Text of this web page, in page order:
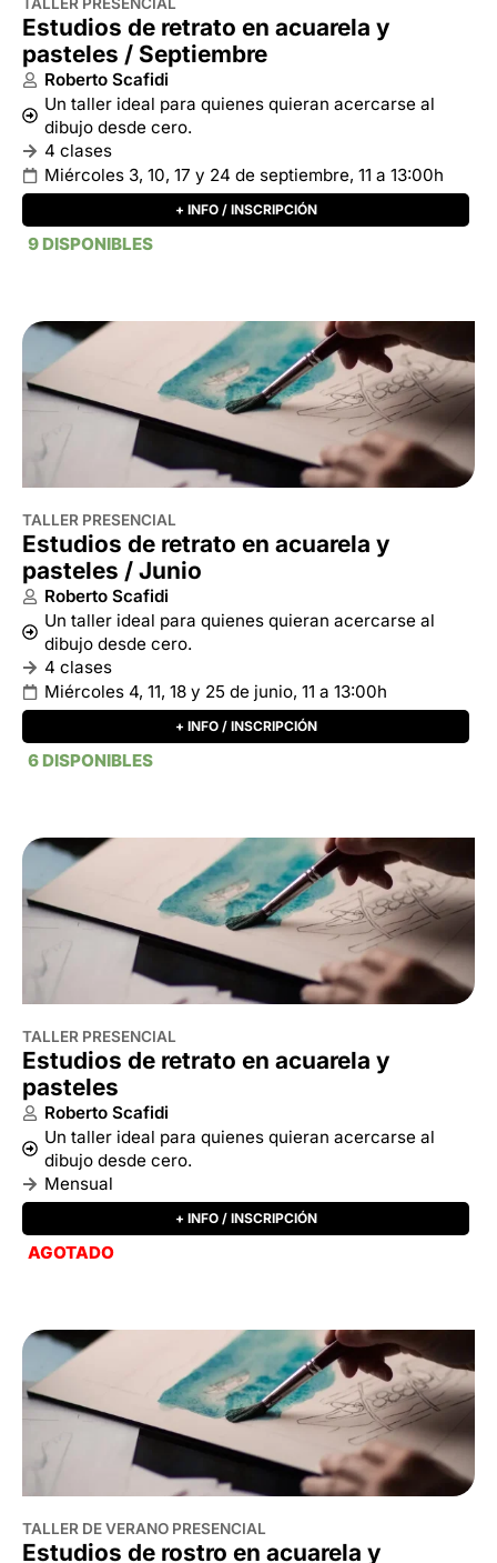
9 DISPONIBLES
TALLER PRESENCIAL
Estudios de retrato en acuarela y
pasteles / Junio
Roberto Scafidi
Un taller ideal para quienes quieran acercarse al
dibujo desde cero.
6 DISPONIBLES
TALLER PRESENCIAL
Estudios de retrato en acuarela y
pasteles
Roberto Scafidi
Un taller ideal para quienes quieran acercarse al
dibujo desde cero.
AGOTADO
TALLER DE VERANO PRESENCIAL
Estudios de rostro en acuarela y
pasteles – Enero
Roberto Scafidi
Introducción a la pintura y el dibujo en acuarela y
pastel